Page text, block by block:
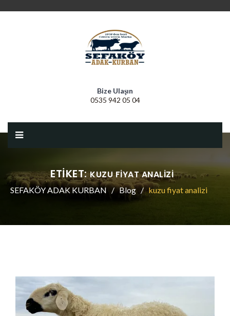
Bize Ulaşın
0535 942 05 04
ETIKET:KUZU FIYAT ANALIZI
SEFAKÖY ADAK KURBAN Blog kuzu fiyat analizi